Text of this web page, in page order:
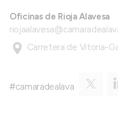
Oficinas de Rioja Alavesa
Carretera de Vitoria-
#camaradealava